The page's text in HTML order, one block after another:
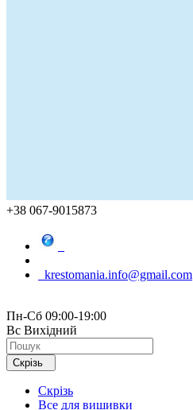
+38 067-9015873
krestomania.info@gmail.com
Пн-Сб 09:00-19:00
Вс Вихідний
Скрізь
Скрізь
Все для вишивки